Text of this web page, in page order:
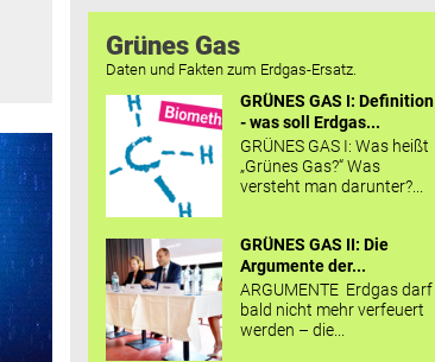
Grünes Gas
Daten und Fakten zum Erdgas-Ersatz.
GRÜNES GAS I: Definition
- was soll Erdgas...
GRÜNES GAS I: Was heißt
„Grünes Gas?“ Was
versteht man darunter?...
GRÜNES GAS II: Die
Argumente der...
ARGUMENTE Erdgas darf
bald nicht mehr verfeuert
werden – die...